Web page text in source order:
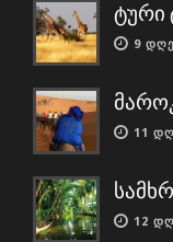
ტური
9 ᲓᲦᲔ
11
12